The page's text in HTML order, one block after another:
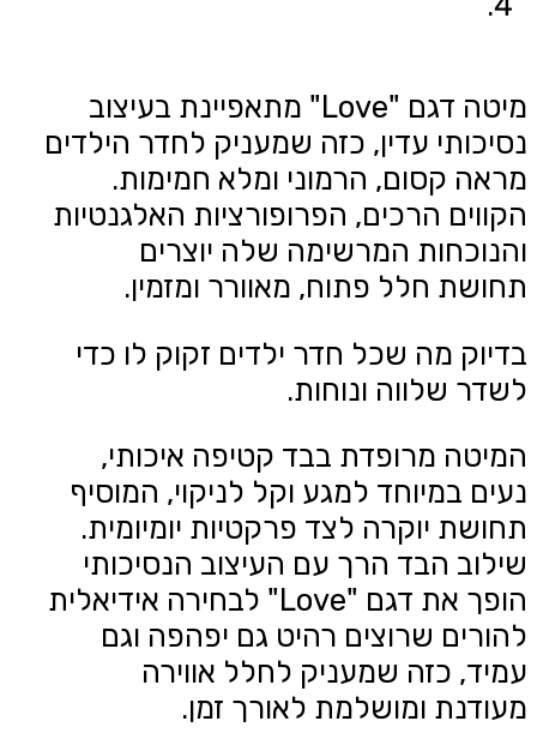
מיטה דגם "Love" מתאפיינת בעיצוב
נסיכותי עדין, כזה שמעניק לחדר הילדים
מראה קסום, הרמוני ומלא חמימות.
הקווים הרכים, הפרופורציות האלגנטיות
והנוכחות המרשימה שלה יוצרים
תחושת חלל פתוח, מאוורר ומזמין.
בדיוק מה שכל חדר ילדים זקוק לו כדי
לשדר שלווה ונוחות.
המיטה מרופדת בבד קטיפה איכותי,
נעים במיוחד למגע וקל לניקוי, המוסיף
תחושת יוקרה לצד פרקטיות יומיומית.
שילוב הבד הרך עם העיצוב הנסיכותי
הופך את דגם "Love" לבחירה אידיאלית
להורים שרוצים רהיט גם יפהפה וגם
עמיד, כזה שמעניק לחלל אווירה
מעודנת ומושלמת לאורך זמן.